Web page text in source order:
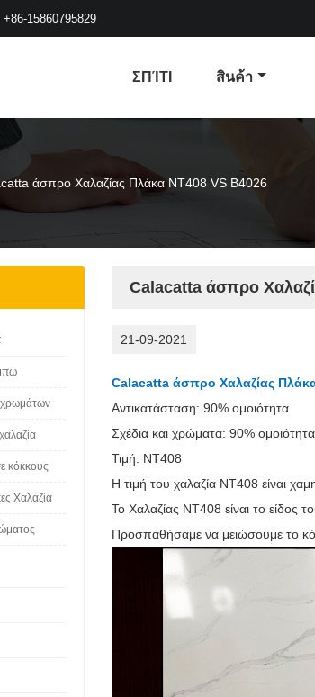
+86-15860795829
ΣΠΊΤΙ สินค้า
άσπρο Χαλαζίας Πλάκα NT408 VS B4026
Calacatta άσπρο
21-09-2021
Calacatta άσπρο Χαλαζίας
Αντικατάσταση: 90% ομοιότητα
Σχέδια και χρώματα: 90% ομοιότητα
Τιμή: NT408
Η τιμή του χαλαζία NT408 είναι
Το Χαλαζίας NT408 είναι το είδος
Προσπαθήσαμε να μειώσουμε το
χρωμάτων
κόκκους
Χαλαζία